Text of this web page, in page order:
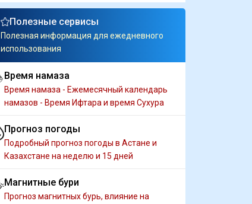
Полезные сервисы
Полезная информация для ежедневного
использования
Время намаза
Время намаза - Ежемесячный календарь
намазов - Время Ифтара и время Сухура
Прогноз погоды
Подробный прогноз погоды в Астане и
Казахстане на неделю и 15 дней
Магнитные бури
Прогноз магнитных бурь, влияние на